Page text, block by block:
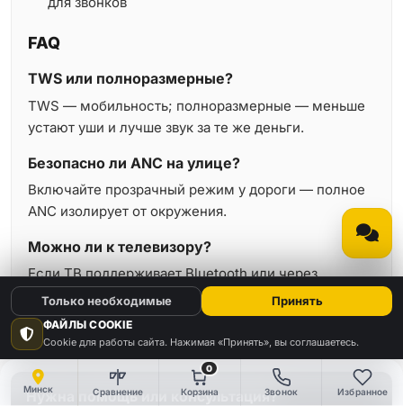
Минск Сравнение
0
Корзина Звонок Избранное
FAQ
TWS или полноразмерные?
TWS — мобильность; полноразмерные — меньше
устают уши и лучше звук за те же деньги.
Безопасно ли ANC на улице?
Включайте прозрачный режим у дороги — полное
ANC изолирует от окружения.
Можно ли к телевизору?
Если ТВ поддерживает Bluetooth или через
передатчик — да; задержка на части моделей
заметна в кино.
Нужна помощь или консультация?
ФАЙЛЫ COOKIE
Cookie для работы сайта. Нажимая «Принять», вы соглашаетесь.
Только необходимые Принять